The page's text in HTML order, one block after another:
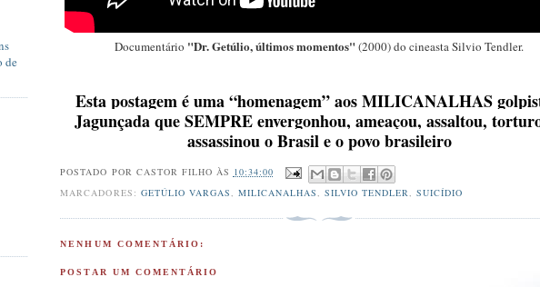
Documentário "Dr. Getúlio, últimos momentos" (2000) do cineasta Silvio Tendler.
Esta postagem é uma “homenagem” aos MILICANALHAS
Jagunçada que SEMPRE envergonhou, ameaçou, assaltou,
assassinou o Brasil e o povo brasileiro
POSTADO POR CASTOR FILHO ÀS 10:34:00
MARCADORES: GETÚLIO VARGAS MILICANALHAS ,SILVIO TENDLER ,SUICÍDIO
NENHUM COMENTÁRIO:
POSTAR UM COMENTÁRIO
de